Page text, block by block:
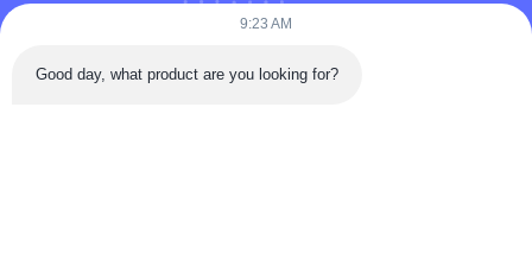
Bijvoeg bestanden
9:23 AM
Good day, what product are you looking for?